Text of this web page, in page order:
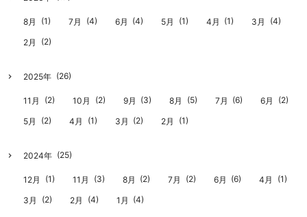
8月 (1) 7月 (4) 6月 (4) 5月 (1) 4月 (1) 3月 (4)
2月 (2)
2025年 (26)
11月 (2) 10月 (2) 9月 (3) 8月 (5) 7月 (6) 6月 (2)
5月 (2) 4月 (1) 3月 (2) 2月 (1)
2024年 (25)
12月 (1) 11月 (3) 8月 (2) 7月 (2) 6月 (6) 4月 (1)
3月 (2) 2月 (4) 1月 (4)